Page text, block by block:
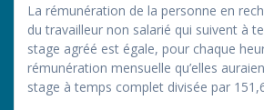
La rémunération de la personne en
du travailleur non salarié qui suivent à
stage agréé est égale, pour chaque
rémunération mensuelle qu’elles
stage à temps complet divisée par